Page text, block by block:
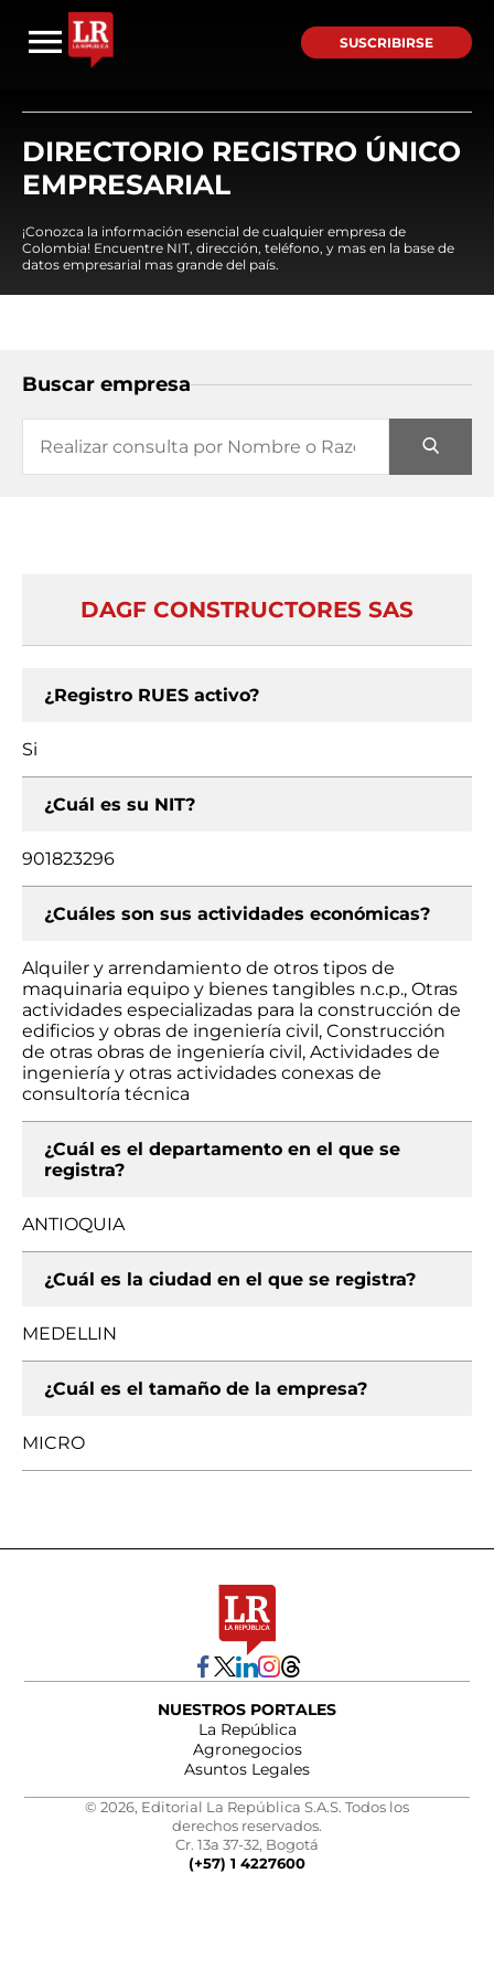
SUSCRIBIRSE
DIRECTORIO REGISTRO ÚNICO
EMPRESARIAL
¡Conozca la información esencial de cualquier empresa de
Colombia! Encuentre NIT, dirección, teléfono, y mas en la base de
datos empresarial mas grande del país.
Buscar empresa
DAGF CONSTRUCTORES SAS
¿Registro RUES activo?
Si
¿Cuál es su NIT?
901823296
¿Cuáles son sus actividades económicas?
Alquiler y arrendamiento de otros tipos de
maquinaria equipo y bienes tangibles n.c.p., Otras
actividades especializadas para la construcción de
edificios y obras de ingeniería civil, Construcción
de otras obras de ingeniería civil, Actividades de
ingeniería y otras actividades conexas de
consultoría técnica
¿Cuál es el departamento en el que se
registra?
ANTIOQUIA
¿Cuál es la ciudad en el que se registra?
MEDELLIN
¿Cuál es el tamaño de la empresa?
MICRO
NUESTROS PORTALES
La República
Agronegocios
Asuntos Legales
© 2026, Editorial La República S.A.S. Todos los
derechos reservados.
Cr. 13a 37-32, Bogotá
(+57) 1 4227600